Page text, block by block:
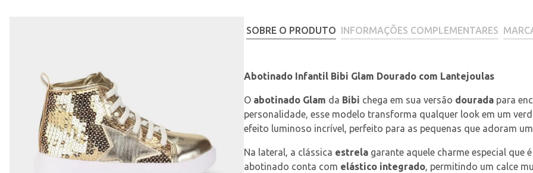
SOBRE O PRODUTO INFORMAÇÕES COMPLEMENTARES
Abotinado Infantil Bibi Glam Dourado com Lantejoulas
O abotinado Glam da Bibi chega em sua versão dourada para
personalidade, esse modelo transforma qualquer look em um
efeito luminoso incrível, perfeito para as pequenas que adoram
Na lateral, a clássica estrela garante aquele charme especial que
abotinado conta com elástico integrado, permitindo um calce